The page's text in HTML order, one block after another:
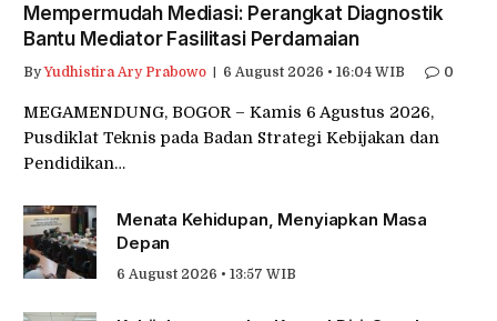
Mempermudah Mediasi: Perangkat Diagnostik
Bantu Mediator Fasilitasi Perdamaian
By Yudhistira Ary Prabowo 6 August 2026 • 16:04 WIB 0
MEGAMENDUNG, BOGOR – Kamis 6 Agustus 2026,
Pusdiklat Teknis pada Badan Strategi Kebijakan dan
Pendidikan…
Menata Kehidupan, Menyiapkan Masa
Depan
6 August 2026 • 13:57 WIB